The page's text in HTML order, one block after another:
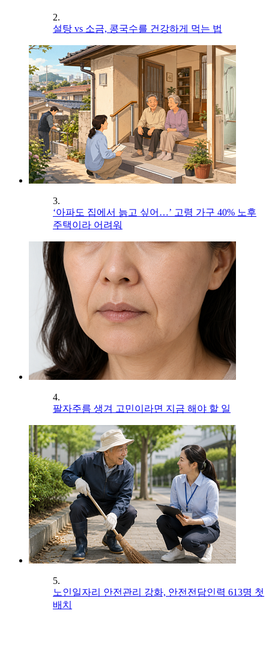
2.
설탕 vs 소금, 콩국수를 건강하게 먹는 법
3.
‘아파도 집에서 늙고 싶어…’ 고령 가구 40% 노후
주택이라 어려워
4.
팔자주름 생겨 고민이라면 지금 해야 할 일
5.
노인일자리 안전관리 강화, 안전전담인력 613명 첫
배치